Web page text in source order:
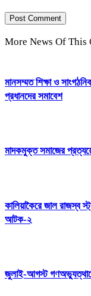
More News Of This
মানসম্মত শিক্ষা ও
প্রধানদের সমাবেশ
মাদকমুক্ত সমাজের
কালিয়াকৈরে জাল রাজস্ব
আটক-২
জুলাই-আগস্ট গণঅভ্যুত্থানের